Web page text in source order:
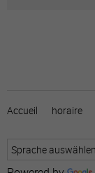
Accueil horaire